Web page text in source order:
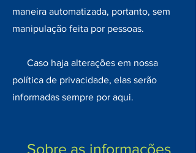
maneira automatizada, portanto, sem
manipulação feita por pessoas.
Caso haja alterações em nossa
política de privacidade, elas serão
informadas sempre por aqui.
Sobre as informações